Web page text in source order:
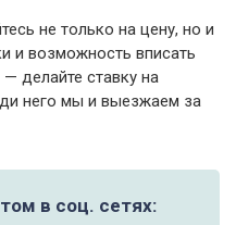
не только на цену, но и
и возможность вписать
делайте ставку на
него мы и выезжаем за
в соц. сетях: